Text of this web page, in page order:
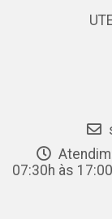
07:30h às